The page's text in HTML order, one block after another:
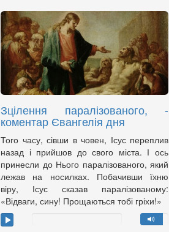
Зцілення паралізованого, -
коментар Євангелія дня
Того часу, сівши в човен, Ісус переплив
назад і прийшов до свого міста. І ось
принесли до Нього паралізованого, який
лежав на носилках. Побачивши їхню
віру, Ісус сказав паралізованому:
«Відваги, сину! Прощаються тобі гріхи!»